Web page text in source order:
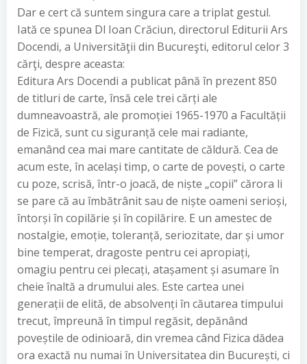
Dar e cert că suntem singura care a triplat gestul.
Iată ce spunea Dl Ioan Crăciun, directorul Editurii Ars
Docendi, a Universităţii din Bucureşti, editorul celor 3
cărţi, despre aceasta:
Editura Ars Docendi a publicat până în prezent 850
de titluri de carte, însă cele trei cărți ale
dumneavoastră, ale promoției 1965-1970 a Facultății
de Fizică, sunt cu siguranță cele mai radiante,
emanând cea mai mare cantitate de căldură. Cea de
acum este, în același timp, o carte de povești, o carte
cu poze, scrisă, într-o joacă, de niște „copii” cărora li
se pare că au îmbătrânit sau de niște oameni serioși,
întorși în copilărie și în copilărire. E un amestec de
nostalgie, emoție, toleranță, seriozitate, dar și umor
bine temperat, dragoste pentru cei apropiați,
omagiu pentru cei plecați, atașament și asumare în
cheie înaltă a drumului ales. Este cartea unei
generații de elită, de absolvenți în căutarea timpului
trecut, împreună în timpul regăsit, depănând
poveștile de odinioară, din vremea când Fizica dădea
ora exactă nu numai în Universitatea din București, ci